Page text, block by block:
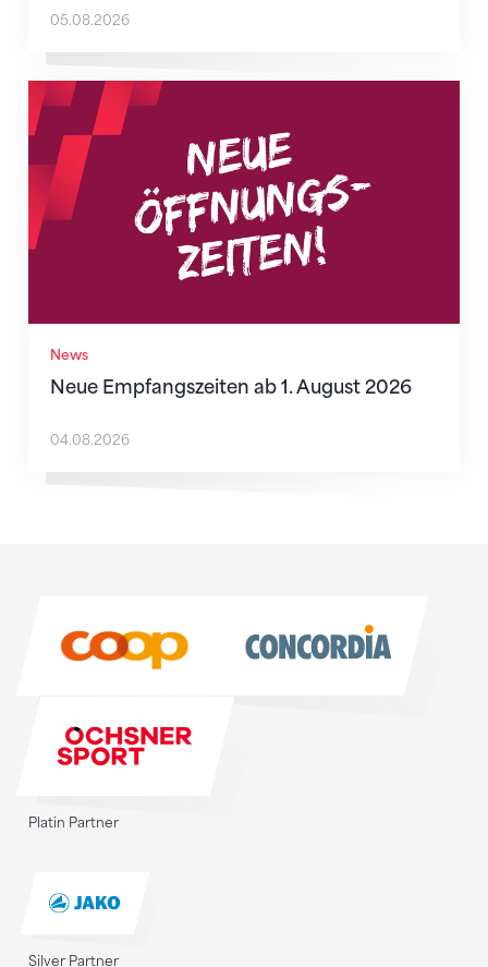
05.08.2026
News
Neue Empfangszeiten ab 1. August 2026
Neue Empfangszeiten ab 1. August 2026
04.08.2026
Platin Partner
Silver Partner